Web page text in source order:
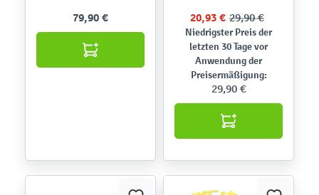
79,90 € 20,93 € 29,90 €
Niedrigster Preis der
letzten 30 Tage vor
Anwendung der
Preisermäßigung:
29,90 €